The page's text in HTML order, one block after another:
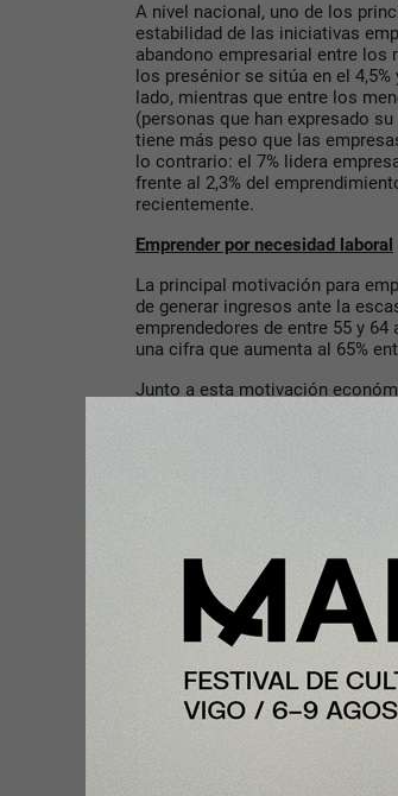
A nivel nacional, uno de los
estabilidad de las iniciativas
abandono empresarial entre los
los presénior se sitúa en el
lado, mientras que entre los
(personas que han expresado
tiene más peso que las
lo contrario: el 7% lidera
frente al 2,3% del
recientemente.
Emprender por necesidad laboral
La principal motivación para
de generar ingresos ante la
emprendedores de entre 55 y 64
una cifra que aumenta al 65%
Junto a esta motivación
o continuar con una tradición
El 82% de los mayores de 55
conocimientos, experiencia y
iniciativa empresarial.
detectar oportunidades para
menores de 50 años y los
A esto se suma que solo el
fracaso. No obstante, apenas
Estos datos reflejan que,